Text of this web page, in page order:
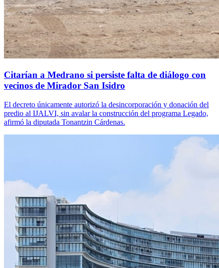
Citarían a Medrano si persiste falta de diálogo con
vecinos de Mirador San Isidro
El decreto únicamente autorizó la desincorporación y donación del
predio al IJALVI, sin avalar la construcción del programa Legado,
afirmó la diputada Tonantzin Cárdenas.